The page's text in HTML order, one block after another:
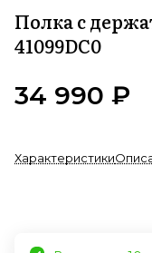
Полка с
41099DC0
34 990 ₽
Характеристики